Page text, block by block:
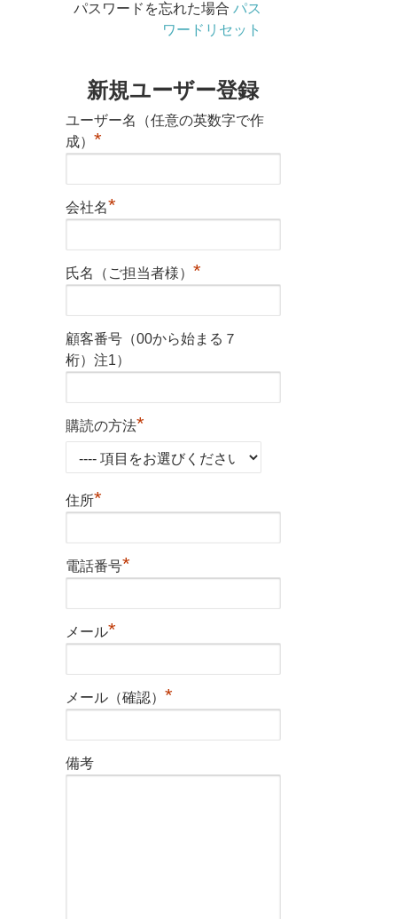
パスワードを忘れた場合 パス
ワードリセット
新規ユーザー登録
ユーザー名（任意の英数字で作
成） *
会社名*
氏名（ご担当者様） *
顧客番号（00から始まる７
桁）注1）
購読の方法*
住所*
電話番号*
メール*
メール（確認） *
備考